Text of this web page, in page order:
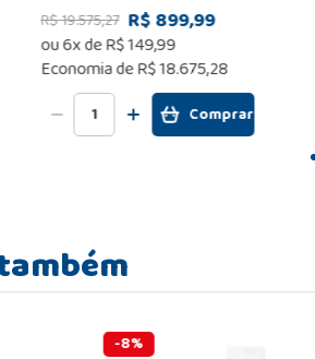
R$19.575,27 R$ 899,99
ou6x deR$149,99
Economia deR$ 18.675,28
Comprar
-8%